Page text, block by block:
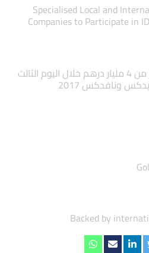
1,235 Specialised Local and
Companies to Participate in
صفقات بأكثر من 4 مليار درهم خلال اليوم الثالث
ونافدكس 2017
Backed by